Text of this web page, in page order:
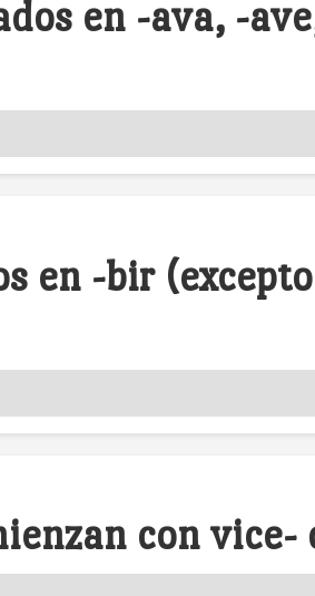
en -ava, -
en -bir
con